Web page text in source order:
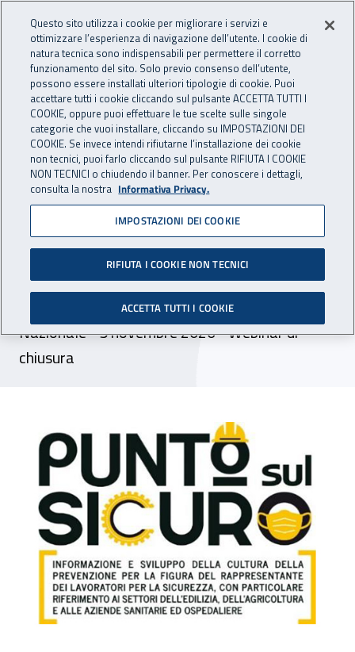
INAIL - Istituto Nazionale
Apri cerca
Navigazione principale
Navigazione - Ti trovi in:
Home Inail comunica Eventi
05 novembre 2020
Direzione centrale
prevenzione, progetto
“Punto sul sicuro”
Nazionale - 5 novembre 2020 - Webinar di
chiusura
Direzione centrale prevenzione,
Questo sito utilizza i cookie per migliorare i servizi e
ottimizzare l’esperienza di navigazione dell’utente. I cookie di
natura tecnica sono indispensabili per permettere il corretto
funzionamento del sito. Solo previo consenso dell’utente,
possono essere installati ulteriori tipologie di cookie. Puoi
accettare tutti i cookie cliccando sul pulsante ACCETTA TUTTI I
COOKIE, oppure puoi effettuare le tue scelte sulle singole
categorie che vuoi installare, cliccando su IMPOSTAZIONI DEI
COOKIE. Se invece intendi rifiutarne l’installazione dei cookie
non tecnici, puoi farlo cliccando sul pulsante RIFIUTA I COOKIE
NON TECNICI o chiudendo il banner. Per conoscere i dettagli,
consulta la nostra Informativa Privacy.
IMPOSTAZIONI DEI COOKIE
RIFIUTA I COOKIE NON TECNICI
ACCETTA TUTTI I COOKIE